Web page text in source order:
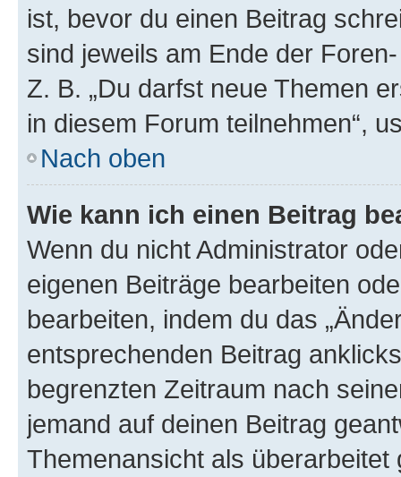
ist, bevor du einen Beitrag
sind jeweils am Ende der
Z. B. „Du darfst neue Themen
in diesem Forum teilnehmen“,
Nach oben
Wie kann ich einen Beitrag
Wenn du nicht Administrator
eigenen Beiträge bearbeiten
bearbeiten, indem du das
entsprechenden Beitrag
begrenzten Zeitraum nach
jemand auf deinen Beitrag
Themenansicht als